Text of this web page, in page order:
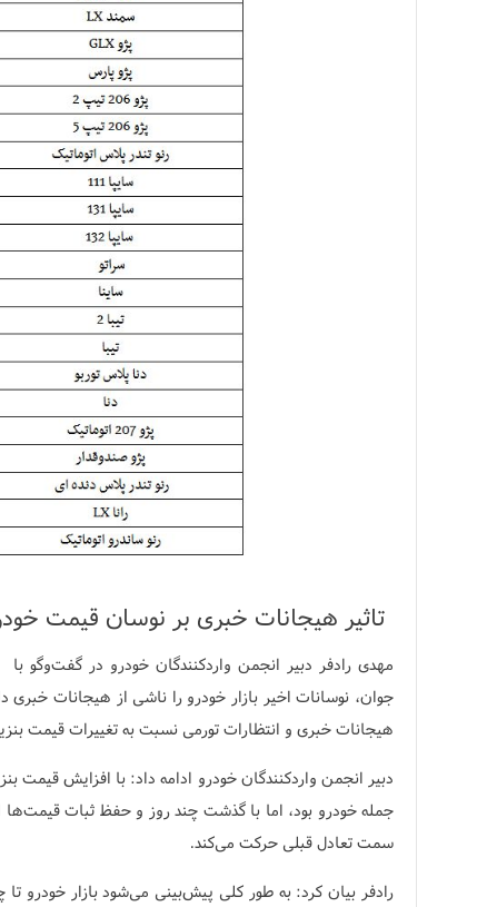
تاثیر هیجانات خبری بر نوسان قیمت
مهدی رادفر دبیر انجمن واردکنندگان خودرو در گفت‌وگو
جوان، نوسانات اخیر بازار خودرو را ناشی از هیجانات
هیجانات خبری و انتظارات تورمی نسبت به تغییرات قیمت
دبیر انجمن واردکنندگان خودرو ادامه داد: با افزایش
جمله خودرو بود، اما با گذشت چند روز و حفظ ثبات
سمت تعادل قبلی حرکت می‌کند.
رادفر بیان کرد: به طور کلی پیش‌بینی می‌شود بازار خودرو تا